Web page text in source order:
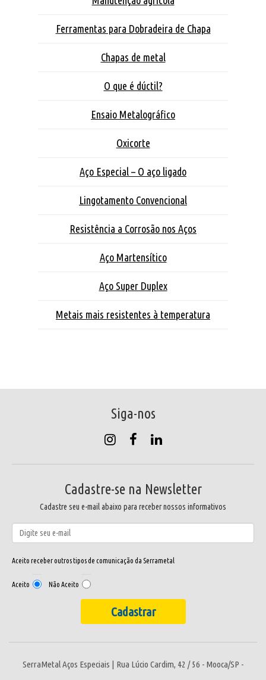
Ferramentas para Dobradeira de Chapa
Chapas de metal
O que é dúctil?
Ensaio Metalográfico
Oxicorte
Aço Especial – O aço ligado
Lingotamento Convencional
Resistência a Corrosão nos Aços
Aço Martensítico
Aço Super Duplex
Metais mais resistentes à temperatura
Siga-nos
Cadastre-se na Newsletter
Cadastre seu e-mail abaixo para receber nossos informativos
Aceito receber outros tipos de comunicação da Serrametal
Aceito Não Aceito
SerraMetal Aços Especiais | Rua Lúcio Cardim, 42 / 56 - Mooca/SP -